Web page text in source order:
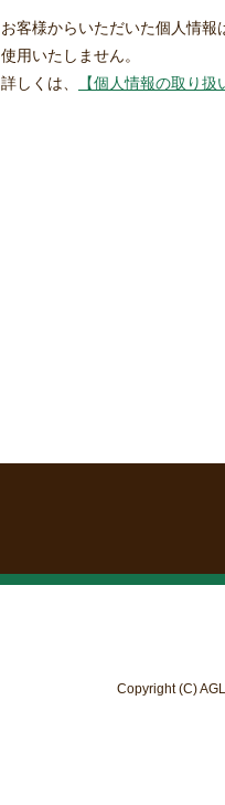
お客様からいただいた個人情
使用いたしません。
詳しくは、
【個人情報の取り扱
Copyright (C)